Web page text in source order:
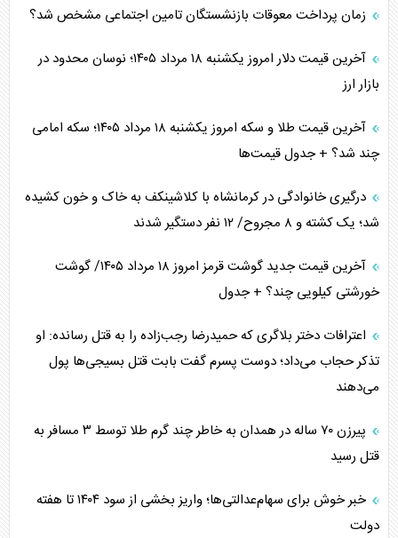
زمان پرداخت معوقات بازنشستگان تامین اجتماعی مشخص شد؟
آخرین قیمت دلار امروز یکشنبه ۱۸ مرداد ۱۴۰۵؛ نوسان محدود در
بازار ارز
آخرین قیمت طلا و سکه امروز یکشنبه ۱۸ مرداد ۱۴۰۵؛ سکه امامی
چند شد؟ + جدول قیمت‌ها
درگیری خانوادگی در کرمانشاه با کلاشینکف به خاک و خون کشیده
شد؛ یک کشته و ۸ مجروح/ ۱۲ نفر دستگیر شدند
آخرین قیمت جدید گوشت قرمز امروز ۱۸ مرداد ۱۴۰۵/ گوشت
خورشتی کیلویی چند؟ + جدول
اعترافات دختر بلاگری که حمیدرضا رجب‌زاده را به قتل رسانده: او
تذکر حجاب می‌داد؛ دوست پسرم گفت بابت قتل بسیجی‌ها پول
می‌دهند
پیرزن ۷۰ ساله در همدان به خاطر چند گرم طلا توسط ۳ مسافر به
قتل رسید
خبر خوش برای سهام‌عدالتی‌ها؛ واریز بخشی از سود ۱۴۰۴ تا هفته
دولت